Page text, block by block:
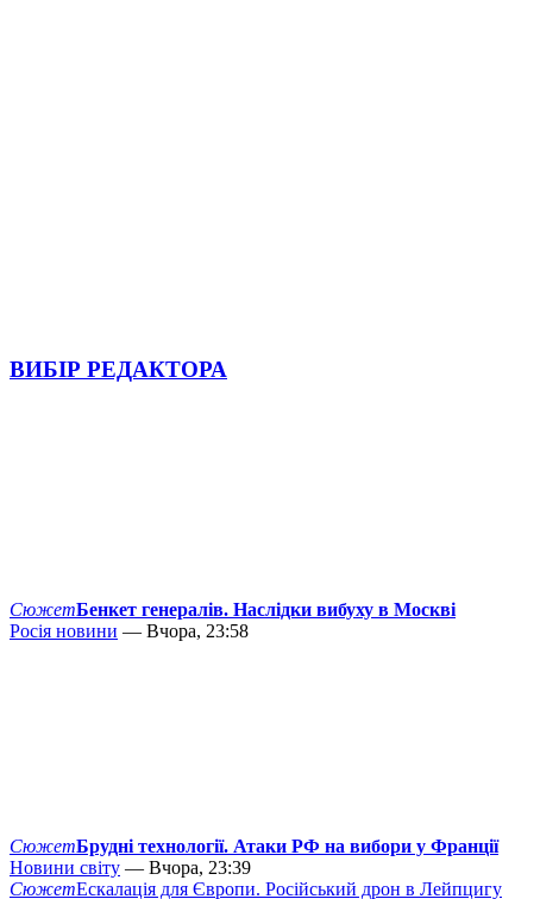
ВИБІР РЕДАКТОРА
СюжетБенкет генералів. Наслідки вибуху в Москві
Росія новини — Вчора, 23:58
СюжетБрудні технології. Атаки РФ на вибори у Франції
Новини світу — Вчора, 23:39
СюжетЕскалація для Європи. Російський дрон в Лейпцигу